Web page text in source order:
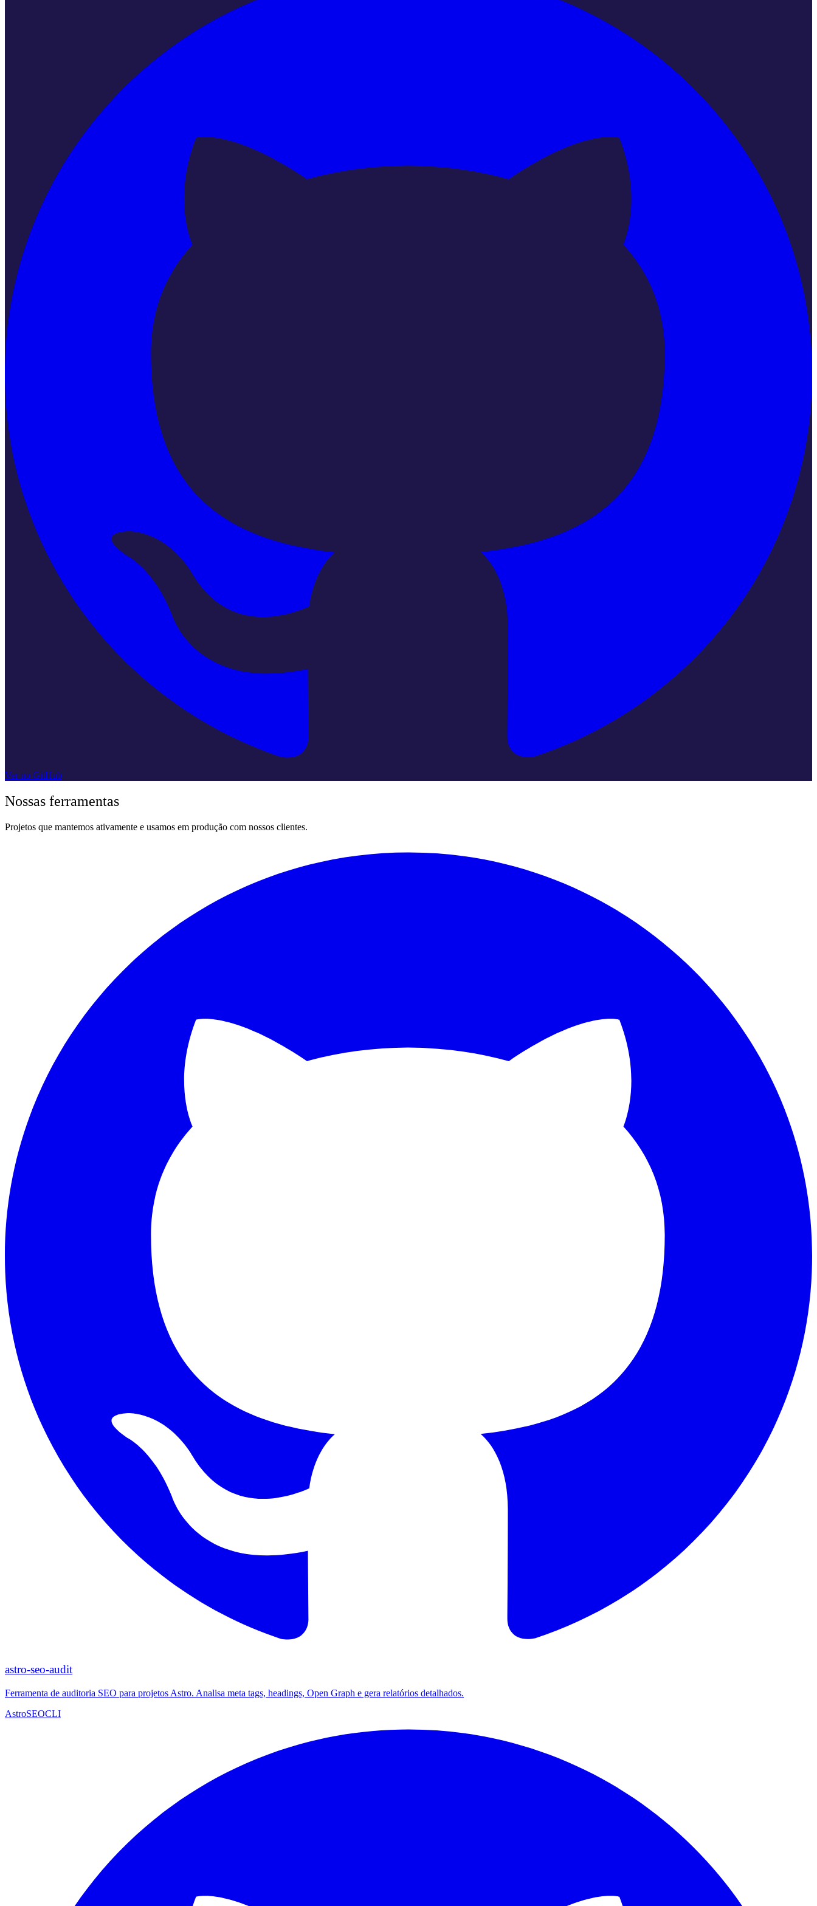
Ver no GitHub
Nossas ferramentas
Projetos que mantemos ativamente e usamos em produção com nossos clientes.
astro-seo-audit
Ferramenta de auditoria SEO para projetos Astro. Analisa meta tags, headings, Open Graph e gera relatórios detalhados.
AstroSEOCLI